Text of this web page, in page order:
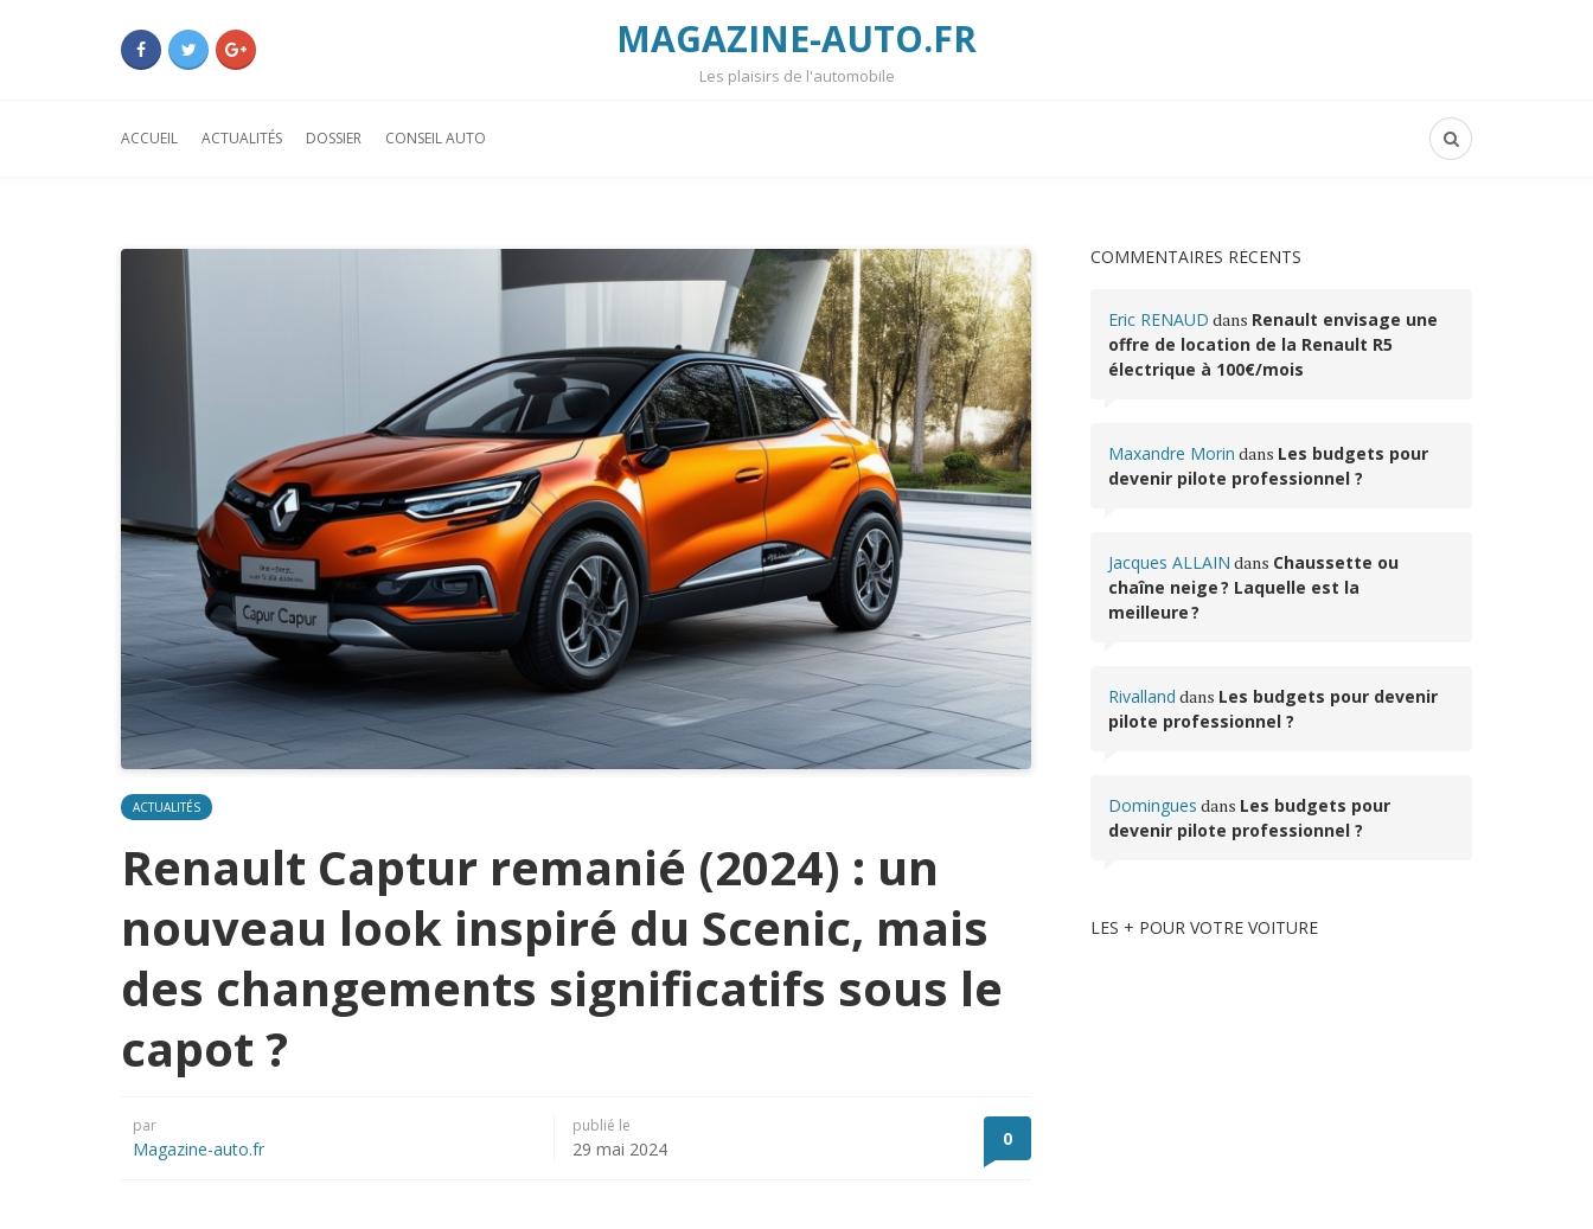
MAGAZINE-AUTO.FR
Les plaisirs de l'automobile
ACCUEIL ACTUALITÉS DOSSIER CONSEIL AUTO
ACTUALITÉS
Renault Captur remanié (2024) : un
nouveau look inspiré du Scenic, mais
des changements significatifs sous le
capot ?
par
Magazine-auto.fr
publié le
29 mai 2024 0
COMMENTAIRES RÉCENTS
Eric RENAUD dans Renault envisage une
offre de location de la Renault R5
électrique à 100€/mois
Maxandre Morin dans Les budgets pour
devenir pilote professionnel ?
Jacques ALLAIN dans Chaussette ou
chaîne neige ? Laquelle est la
meilleure ?
Rivalland dans Les budgets pour devenir
pilote professionnel ?
Domingues dans Les budgets pour
devenir pilote professionnel ?
LES + POUR VOTRE VOITURE